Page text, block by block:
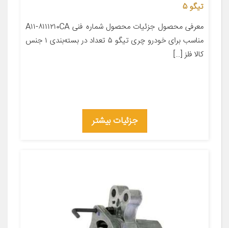
تیگو 5
معرفی محصول جزئیات محصول شماره فنی A۱۱-۸۱۱۱۲۱۰CA
مناسب برای خودرو چری تیگو ۵ تعداد در بسته‌بندی ۱ جنس
کالا فلز […]
جزئیات بیشتر